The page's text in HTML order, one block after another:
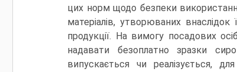
цих норм щодо безпеки
матеріалів, утворюваних внаслідок
продукції. На вимогу посадових
надавати безоплатно зразки
випускається чи реалізується,